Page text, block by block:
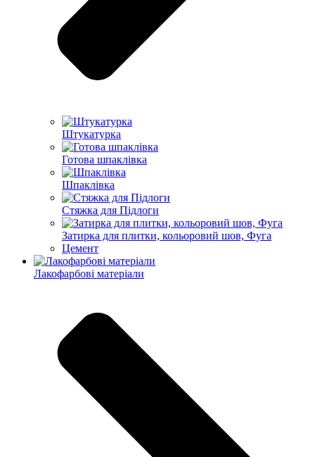
Штукатурка
Готова шпаклівка
Шпаклівка
Стяжка для Підлоги
Затирка для плитки, кольоровий шов, Фуга
Цемент
Лакофарбові матеріали